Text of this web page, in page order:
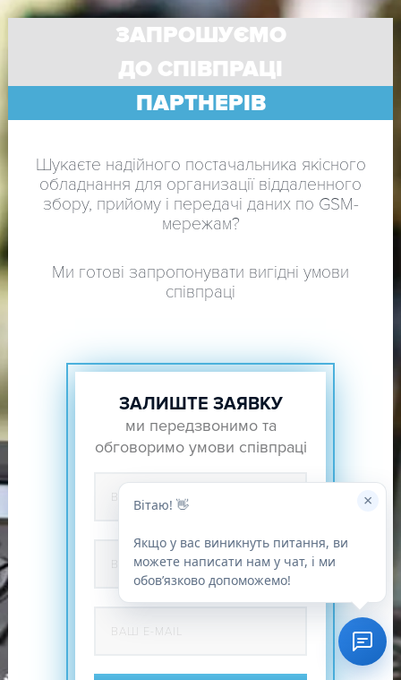
Вітаю! 👋
Якщо у вас виникнуть питання, ви
можете написати нам у чат, і ми
обовʼязково допоможемо!
×
ЗАПРОШУЄМО
ДО СПІВПРАЦІ
ПАРТНЕРІВ
Шукаєте надійного постачальника якісного
обладнання для организації віддаленного
збору, прийому і передачі даних по GSM-
мережам?
Ми готові запропонувати вигідні умови
співпраці
ЗАЛИШТЕ ЗАЯВКУ
ми передзвонимо та
обговоримо умови співпраці